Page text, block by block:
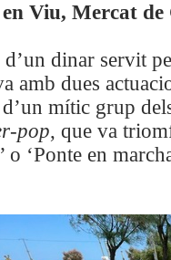
Viu, Mercat de
d’un dinar servit
amb dues
d’un mític grup
pop, que va
o ‘Ponte en